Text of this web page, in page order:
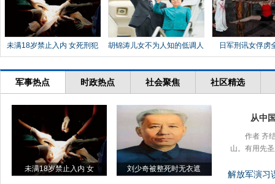
未满18岁禁止入内 女死刑犯 胡锦涛儿女不为人知的低调人 日军刑讯女俘虏